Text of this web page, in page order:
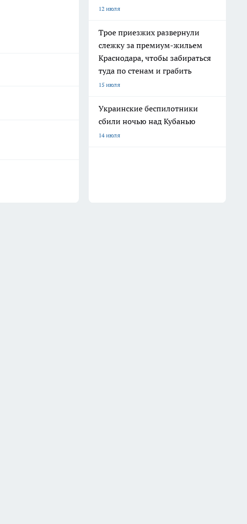
12 июля
Трое приезжих развернули
слежку за премиум-жильем
Краснодара, чтобы забираться
туда по стенам и грабить
15 июля
Украинские беспилотники
сбили ночью над Кубанью
14 июля